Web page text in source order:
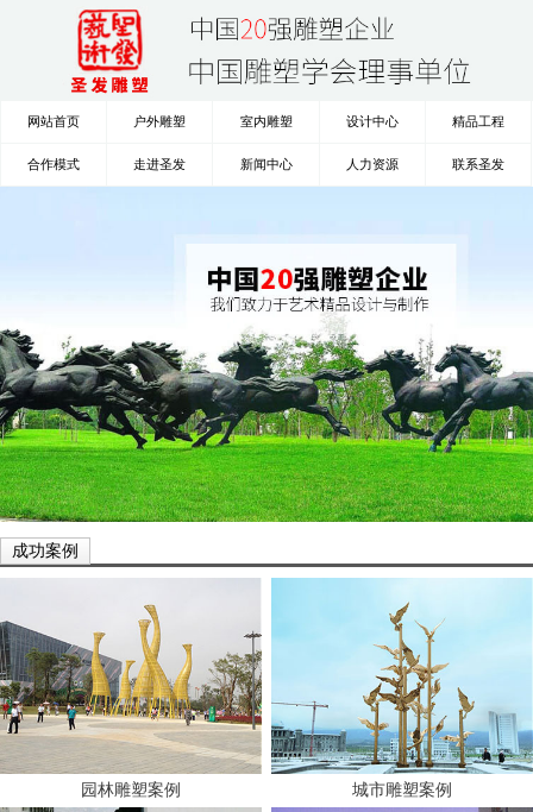
网站首页 户外雕塑 室内雕塑 设计中心 精品工程
合作模式 走进圣发 新闻中心 人力资源 联系圣发
成功案例
园林雕塑案例 城市雕塑案例